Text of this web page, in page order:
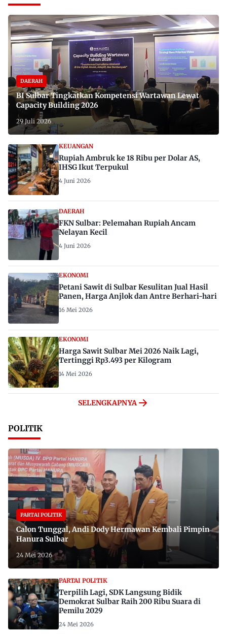
DAERAH
BI Sulbar Tingkatkan Kompetensi Wartawan Lewat
Capacity Building 2026
29 Juli 2026
KEUANGAN
Rupiah Ambruk ke 18 Ribu per Dolar AS,
IHSG Ikut Terpukul
4 Juni 2026
DAERAH
FKN Sulbar: Pelemahan Rupiah Ancam
Nelayan Kecil
4 Juni 2026
EKONOMI
Petani Sawit di Sulbar Kesulitan Jual Hasil
Panen, Harga Anjlok dan Antre Berhari-hari
16 Mei 2026
EKONOMI
Harga Sawit Sulbar Mei 2026 Naik Lagi,
Tertinggi Rp3.493 per Kilogram
14 Mei 2026
SELENGKAPNYA
POLITIK
PARTAI POLITIK
Calon Tunggal, Andi Dody Hermawan Kembali Pimpin
Hanura Sulbar
24 Mei 2026
PARTAI POLITIK
Terpilih Lagi, SDK Langsung Bidik
Demokrat Sulbar Raih 200 Ribu Suara di
Pemilu 2029
24 Mei 2026